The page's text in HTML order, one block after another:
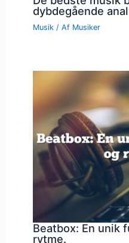
dybdegående
Musik / Af Musiker
Beatbox: En unik
rytme.